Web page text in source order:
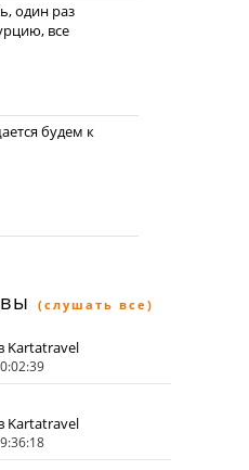
один раз
все
будем к
(слушать все)
Kartatravel
Kartatravel